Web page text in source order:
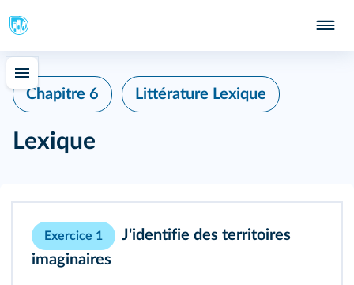
Chapitre 6 Littérature Lexique
Lexique
Exercice 1
J'identifie des territoires
imaginaires